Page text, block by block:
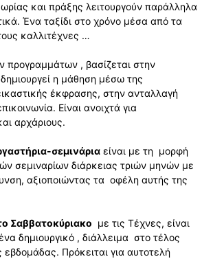
και πράξης λειτουργούν παράλληλα
Ένα ταξίδι στο χρόνο μέσα από τα
καλλιτέχνες …
προγραμμάτων , βασίζεται στην
η μάθηση μέσω της
έκφρασης, στην ανταλλαγή
Είναι ανοιχτά για
αρχάριους.
σεμινάρια είναι με τη μορφή
σεμιναρίων διάρκειας τριών μηνών με
αξιοποιώντας τα οφέλη αυτής της
Σαββατοκύριακο με τις Τέχνες, είναι
δημιουργικό , διάλλειμα στο τέλος
εβδομάδας. Πρόκειται για αυτοτελή